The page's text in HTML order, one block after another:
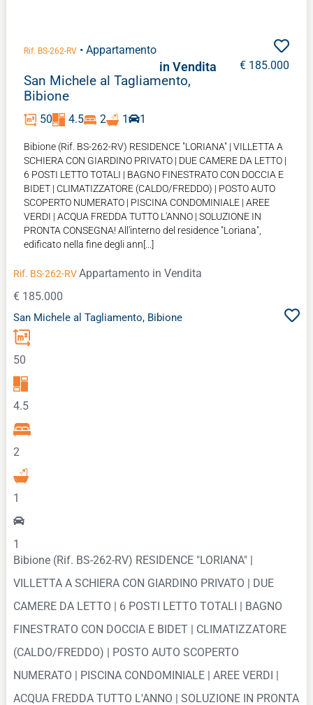
Rif. BS-262-RV • Appartamento
in Vendita
San Michele al Tagliamento,
Bibione
50 4.5 2 1 1
€ 185.000
Bibione (Rif. BS-262-RV) RESIDENCE "LORIANA" | VILLETTA A
SCHIERA CON GIARDINO PRIVATO | DUE CAMERE DA LETTO |
6 POSTI LETTO TOTALI | BAGNO FINESTRATO CON DOCCIA E
BIDET | CLIMATIZZATORE (CALDO/FREDDO) | POSTO AUTO
SCOPERTO NUMERATO | PISCINA CONDOMINIALE | AREE
VERDI | ACQUA FREDDA TUTTO L'ANNO | SOLUZIONE IN
PRONTA CONSEGNA! All'interno del residence "Loriana",
edificato nella fine degli ann[...]
Rif. BS-262-RVAppartamento in Vendita
€ 185.000
San Michele al Tagliamento, Bibione
50
4.5
2
1
1
Bibione (Rif. BS-262-RV) RESIDENCE "LORIANA" |
VILLETTA A SCHIERA CON GIARDINO PRIVATO | DUE
CAMERE DA LETTO | 6 POSTI LETTO TOTALI | BAGNO
FINESTRATO CON DOCCIA E BIDET | CLIMATIZZATORE
(CALDO/FREDDO) | POSTO AUTO SCOPERTO
NUMERATO | PISCINA CONDOMINIALE | AREE VERDI |
ACQUA FREDDA TUTTO L'ANNO | SOLUZIONE IN PRONTA